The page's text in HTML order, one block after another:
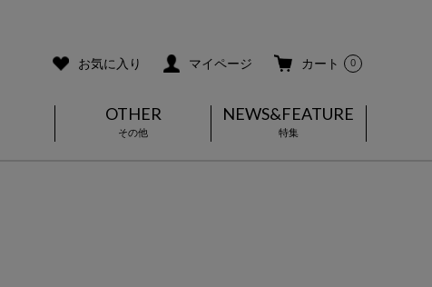
お気に入り マイページ カート 0
OTHER
その他
NEWS&FEATURE
特集